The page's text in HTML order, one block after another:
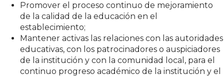
Promover el proceso continuo de mejoramiento
de la calidad de la educación en el
establecimiento;
Mantener activas las relaciones con las autoridades
educativas, con los patrocinadores o auspiciadores
de la institución y con la comunidad local, para el
continuo progreso académico de la institución y el